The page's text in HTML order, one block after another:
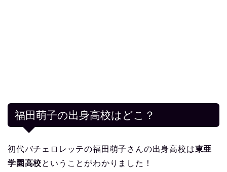
福田萌子の出身高校はどこ？
初代バチェロレッテの福田萌子さんの出身高校は東亜
学園高校ということがわかりました！